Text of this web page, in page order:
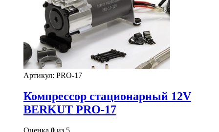
Артикул: PRO-17
Компрессор стационарный 12V
BERKUT PRO-17